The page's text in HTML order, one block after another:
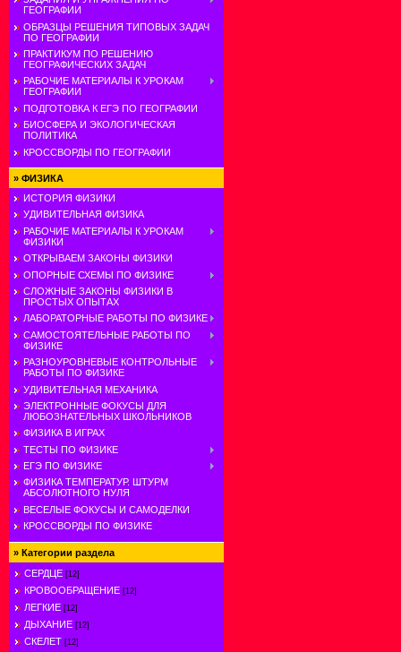
ГЕОГРАФИИ
ОБРАЗЦЫ РЕШЕНИЯ ТИПОВЫХ ЗАДАЧ
ПО ГЕОГРАФИИ
ПРАКТИКУМ ПО РЕШЕНИЮ
ГЕОГРАФИЧЕСКИХ ЗАДАЧ
РАБОЧИЕ МАТЕРИАЛЫ К УРОКАМ
ГЕОГРАФИИ
ПОДГОТОВКА К ЕГЭ ПО ГЕОГРАФИИ
БИОСФЕРА И ЭКОЛОГИЧЕСКАЯ
ПОЛИТИКА
КРОССВОРДЫ ПО ГЕОГРАФИИ
» ФИЗИКА
ИСТОРИЯ ФИЗИКИ
УДИВИТЕЛЬНАЯ ФИЗИКА
РАБОЧИЕ МАТЕРИАЛЫ К УРОКАМ
ФИЗИКИ
ОТКРЫВАЕМ ЗАКОНЫ ФИЗИКИ
ОПОРНЫЕ СХЕМЫ ПО ФИЗИКЕ
СЛОЖНЫЕ ЗАКОНЫ ФИЗИКИ В
ПРОСТЫХ ОПЫТАХ
ЛАБОРАТОРНЫЕ РАБОТЫ ПО ФИЗИКЕ
САМОСТОЯТЕЛЬНЫЕ РАБОТЫ ПО
ФИЗИКЕ
РАЗНОУРОВНЕВЫЕ КОНТРОЛЬНЫЕ
РАБОТЫ ПО ФИЗИКЕ
УДИВИТЕЛЬНАЯ МЕХАНИКА
ЭЛЕКТРОННЫЕ ФОКУСЫ ДЛЯ
ЛЮБОЗНАТЕЛЬНЫХ ШКОЛЬНИКОВ
ФИЗИКА В ИГРАХ
ТЕСТЫ ПО ФИЗИКЕ
ЕГЭ ПО ФИЗИКЕ
ФИЗИКА ТЕМПЕРАТУР. ШТУРМ
АБСОЛЮТНОГО НУЛЯ
ВЕСЕЛЫЕ ФОКУСЫ И САМОДЕЛКИ
КРОССВОРДЫ ПО ФИЗИКЕ
» Категории раздела
СЕРДЦЕ [12]
КРОВООБРАЩЕНИЕ [12]
ЛЕГКИЕ [12]
ДЫХАНИЕ [12]
СКЕЛЕТ [12]